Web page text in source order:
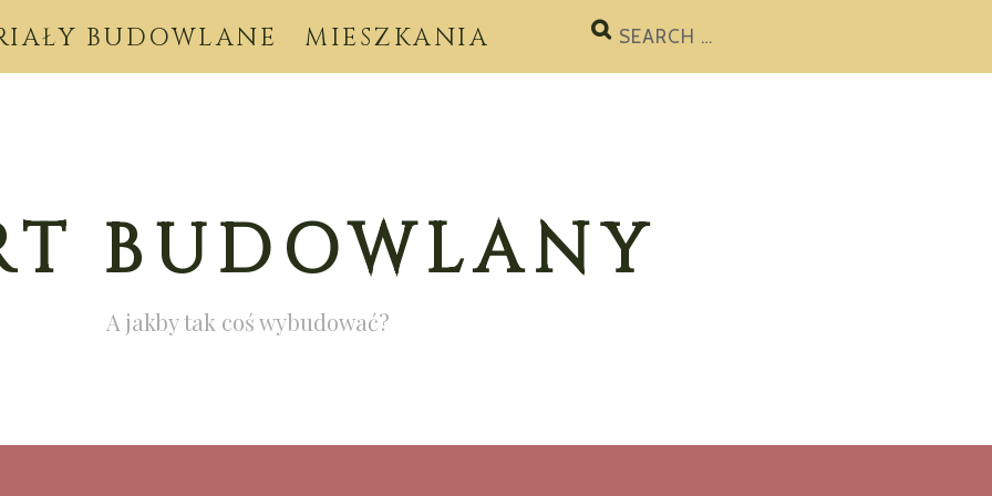
BUDOWLANE MIESZKANIA
Search
for:
BUDOWLANY
A jakby tak coś wybudować?